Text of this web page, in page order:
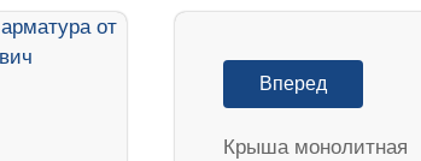
Вперед
Крыша монолитная